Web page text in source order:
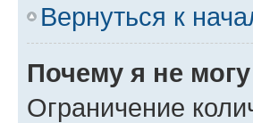
Вернуться к
Почему я не
Ограничение